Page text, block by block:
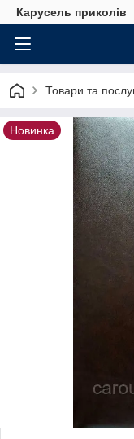
Карусель приколів
Товари та
Новинка